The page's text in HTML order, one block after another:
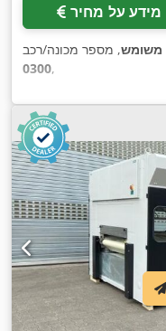
מידע על מחיר
משומש
0300,